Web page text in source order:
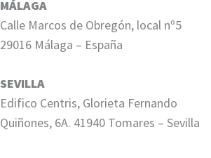
MÁLAGA
Calle Marcos de Obregón, local nº5
29016 Málaga – España
SEVILLA
Edifico Centris, Glorieta Fernando
Quiñones, 6A. 41940 Tomares – Sevilla